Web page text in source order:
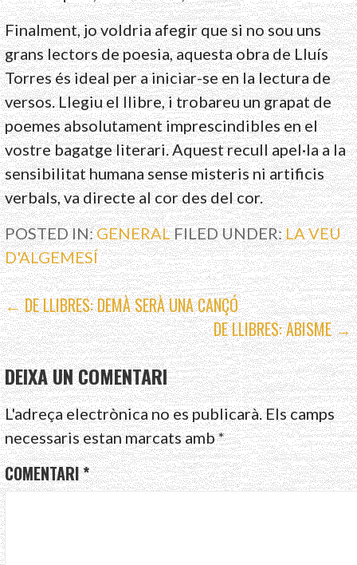
Finalment, jo voldria afegir que si no sou uns
grans lectors de poesia, aquesta obra de Lluís
Torres és ideal per a iniciar-se en la lectura de
versos. Llegiu el llibre, i trobareu un grapat de
poemes absolutament imprescindibles en el
vostre bagatge literari. Aquest recull apel·la a la
sensibilitat humana sense misteris ni artificis
verbals, va directe al cor des del cor.
POSTED IN:GENERALFILED UNDER:LA VEU
D'ALGEMESÍ
NAVEGACIÓ
D'ENTRADES
← DE LLIBRES: DEMÀ SERÀ UNA CANÇÓ
DE LLIBRES: ABISME →
DEIXA UN COMENTARI
L'adreça electrònica no es publicarà.Els camps
necessaris estan marcats amb*
COMENTARI*